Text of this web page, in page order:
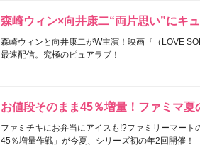
森崎ウィン×向井康二“両片思い”にキ
森崎ウィンと向井康二がW主演！映画『（LOVE
最速配信。究極のピュアラブ！
お値段そのまま45％増量！ファミマ夏
ファミチキにお弁当にアイスも!?ファミリーマート
45％増量作戦」が今夏、シリーズ初の年2回開催！